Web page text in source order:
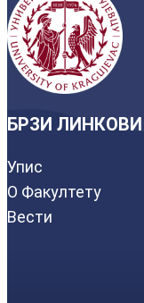
БРЗИ ЛИНКОВИ
Упис
О Факултету
Вести